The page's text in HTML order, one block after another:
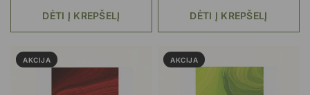
DĖTI Į KREPŠELĮ DĖTI Į KREPŠELĮ
AKCIJA AKCIJA